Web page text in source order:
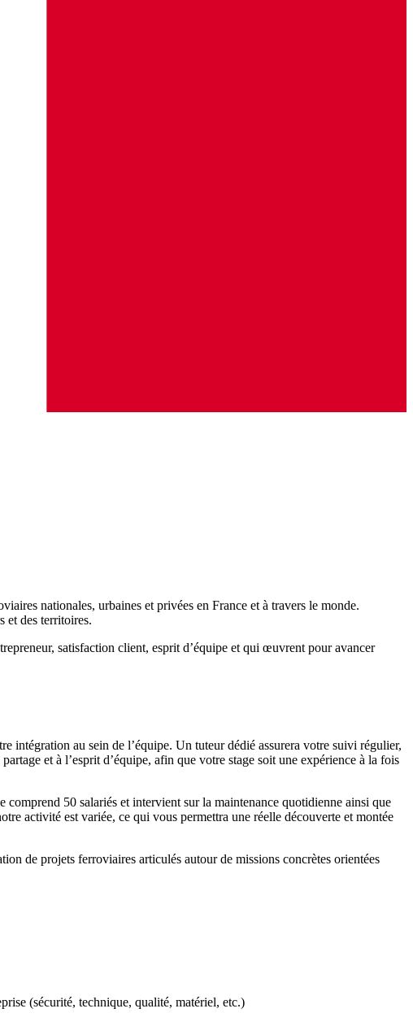
nationales, urbaines et privées en France et à travers le monde.
et des territoires.
satisfaction client, esprit d’équipe et qui œuvrent pour avancer
intégration au sein de l’équipe. Un tuteur dédié assurera votre suivi régulier,
et à l’esprit d’équipe, afin que votre stage soit une expérience à la fois
50 salariés et intervient sur la maintenance quotidienne ainsi que
activité est variée, ce qui vous permettra une réelle découverte et montée
de projets ferroviaires articulés autour de missions concrètes orientées
(sécurité, technique, qualité, matériel, etc.)